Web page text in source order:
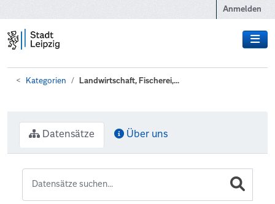
Anmelden
Kategorien Landwirtschaft, Fischerei,...
Datensätze Über uns